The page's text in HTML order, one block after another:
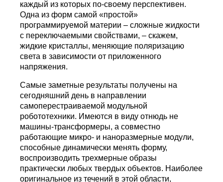
каждый из которых по-своему перспективен.
Одна из форм самой «простой»
программируемой материи – сложные жидкости
с переключаемыми свойствами, – скажем,
жидкие кристаллы, меняющие поляризацию
света в зависимости от приложенного
напряжения.
Самые заметные результаты получены на
сегодняшний день в направлении
самоперестраиваемой модульной
робототехники. Имеются в виду отнюдь не
машины-трансформеры, а совместно
работающие микро- и наноразмерные модули,
способные динамически менять форму,
воспроизводить трехмерные образы
практически любых твердых объектов. Наиболее
оригинальное из течений в этой области,